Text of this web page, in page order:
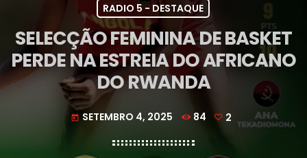
RADIO 5 - DESTAQUE
SELECÇÃO FEMININA DE BASKET
PERDE NA ESTREIA DO AFRICANO
DO RWANDA
today SETEMBRO 4, 2025 84 2